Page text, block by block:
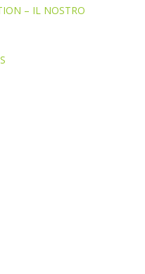
– IL NOSTRO